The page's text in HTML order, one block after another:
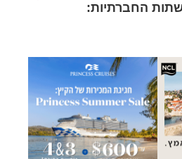
החברתיות: